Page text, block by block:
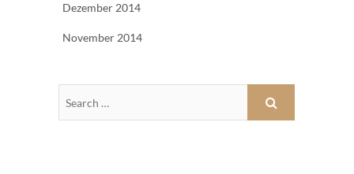
Dezember 2014
November 2014